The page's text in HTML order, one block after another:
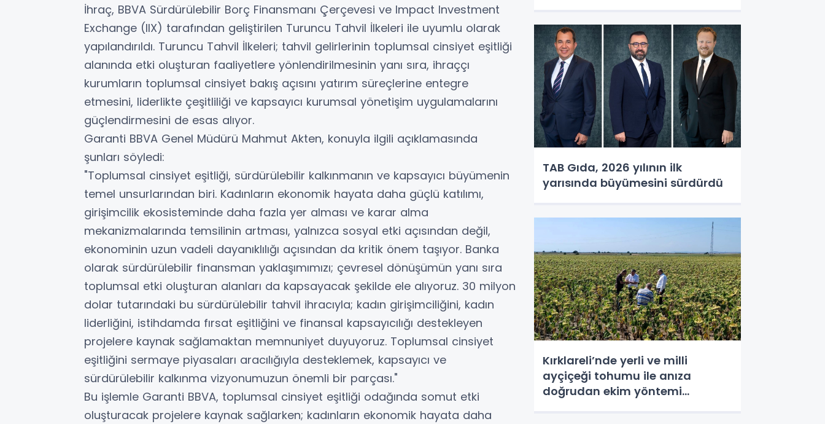
İhraç, BBVA Sürdürülebilir Borç Finansmanı Çerçevesi ve Impact Investment
Exchange (IIX) tarafından geliştirilen Turuncu Tahvil İlkeleri ile uyumlu olarak
yapılandırıldı. Turuncu Tahvil İlkeleri; tahvil gelirlerinin toplumsal cinsiyet eşitliği
alanında etki oluşturan faaliyetlere yönlendirilmesinin yanı sıra, ihraççı
kurumların toplumsal cinsiyet bakış açısını yatırım süreçlerine entegre
etmesini, liderlikte çeşitliliği ve kapsayıcı kurumsal yönetişim uygulamalarını
güçlendirmesini de esas alıyor.
Garanti BBVA Genel Müdürü Mahmut Akten, konuyla ilgili açıklamasında
şunları söyledi:
"Toplumsal cinsiyet eşitliği, sürdürülebilir kalkınmanın ve kapsayıcı büyümenin
temel unsurlarından biri. Kadınların ekonomik hayata daha güçlü katılımı,
girişimcilik ekosisteminde daha fazla yer alması ve karar alma
mekanizmalarında temsilinin artması, yalnızca sosyal etki açısından değil,
ekonominin uzun vadeli dayanıklılığı açısından da kritik önem taşıyor. Banka
olarak sürdürülebilir finansman yaklaşımımızı; çevresel dönüşümün yanı sıra
toplumsal etki oluşturan alanları da kapsayacak şekilde ele alıyoruz. 30 milyon
dolar tutarındaki bu sürdürülebilir tahvil ihracıyla; kadın girişimciliğini, kadın
liderliğini, istihdamda fırsat eşitliğini ve finansal kapsayıcılığı destekleyen
projelere kaynak sağlamaktan memnuniyet duyuyoruz. Toplumsal cinsiyet
eşitliğini sermaye piyasaları aracılığıyla desteklemek, kapsayıcı ve
sürdürülebilir kalkınma vizyonumuzun önemli bir parçası."
Bu işlemle Garanti BBVA, toplumsal cinsiyet eşitliği odağında somut etki
oluşturacak projelere kaynak sağlarken; kadınların ekonomik hayata daha
TAB Gıda, 2026 yılının ilk
yarısında büyümesini sürdürdü
Kırklareli’nde yerli ve milli
ayçiçeği tohumu ile anıza
doğrudan ekim yöntemi